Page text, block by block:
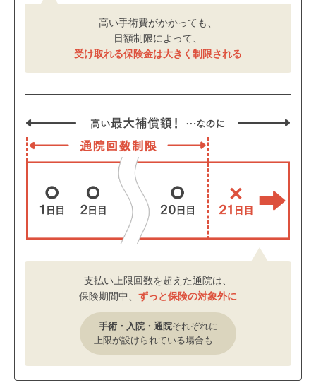
高い手術費がかかっても、
日額制限によって、
受け取れる保険金は大きく制限される
支払い上限回数を超えた通院は、
保険期間中、 ずっと保険の対象外に
手術・入院・通院それぞれに
上限が設けられている場合も…